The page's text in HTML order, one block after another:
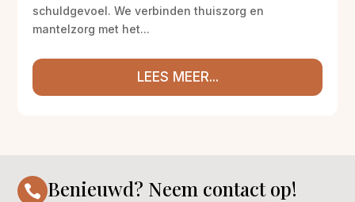
schuldgevoel. We verbinden thuiszorg en
mantelzorg met het...
LEES MEER...
 Benieuwd? Neem contact op!